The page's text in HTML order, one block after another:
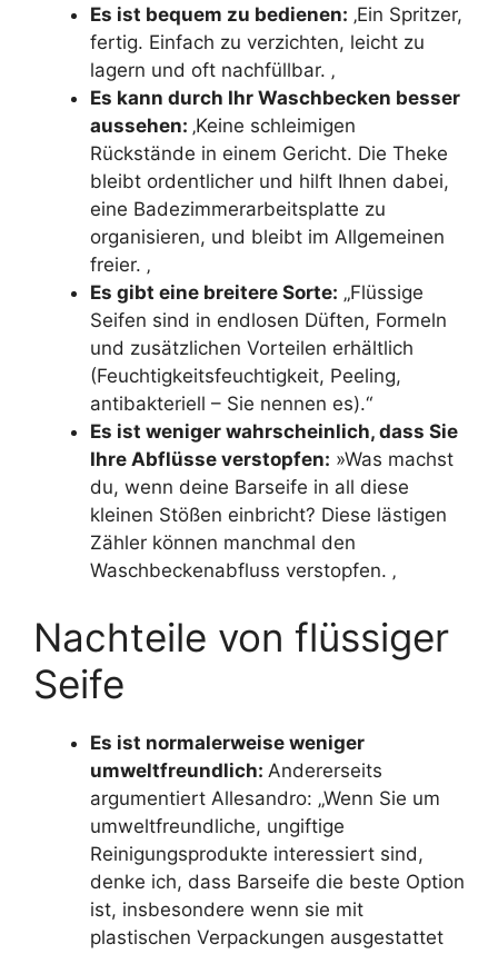
Es ist bequem zu bedienen: ‚Ein Spritzer,
fertig. Einfach zu verzichten, leicht zu
lagern und oft nachfüllbar. ‚
Es kann durch Ihr Waschbecken besser
aussehen: ‚Keine schleimigen
Rückstände in einem Gericht. Die Theke
bleibt ordentlicher und hilft Ihnen dabei,
eine Badezimmerarbeitsplatte zu
organisieren, und bleibt im Allgemeinen
freier. ‚
Es gibt eine breitere Sorte: „Flüssige
Seifen sind in endlosen Düften, Formeln
und zusätzlichen Vorteilen erhältlich
(Feuchtigkeitsfeuchtigkeit, Peeling,
antibakteriell – Sie nennen es).“
Es ist weniger wahrscheinlich, dass Sie
Ihre Abflüsse verstopfen: »Was machst
du, wenn deine Barseife in all diese
kleinen Stößen einbricht? Diese lästigen
Zähler können manchmal den
Waschbeckenabfluss verstopfen. ‚
Nachteile von flüssiger
Seife
Es ist normalerweise weniger
umweltfreundlich: Andererseits
argumentiert Allesandro: „Wenn Sie um
umweltfreundliche, ungiftige
Reinigungsprodukte interessiert sind,
denke ich, dass Barseife die beste Option
ist, insbesondere wenn sie mit
plastischen Verpackungen ausgestattet